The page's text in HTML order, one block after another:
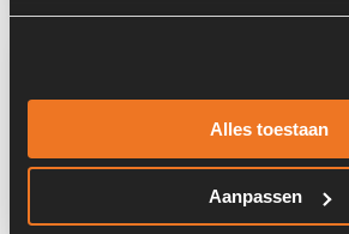
Alles toestaan
Aanpassen
Stock number: 7447-009
Type 1: OT200P20/11D/G21S2
Type 2: OT200P20/11D/G21S2